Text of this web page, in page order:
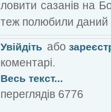
ловити сазанів на
теж полюбили даний
Увійдіть або
коментарі.
Весь текст...
переглядів 6776